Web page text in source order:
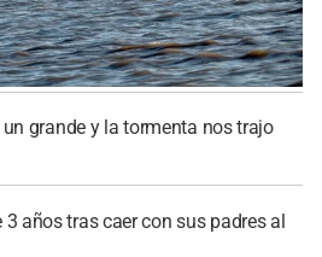
un grande y la tormenta nos trajo
años tras caer con sus padres al